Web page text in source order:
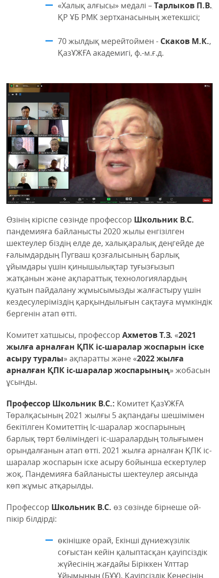
«Халық алғысы» медалі –Тарлыков П.В.
ҚР ҰБ РМК зертханасының жетекшісі;
70 жылдық мерейтоймен - Скаков М.К.,
ҚазҰЖҒА академигі, ф.-м.ғ.д.
Өзінің кіріспе сөзінде профессор Школьник В.С.
пандемияға байланысты 2020 жылы енгізілген
шектеулер біздің елде де, халықаралық деңгейде де
ғалымдардың Пугваш қозғалысының барлық
ұйымдары үшін қинышылықтар туғызғызып
жатқанын және ақпараттық технологиялардың
қуатын пайдалану жұмысымызды жалғастыру үшін
кездесулеріміздің қарқындылығын сақтауға мүмкіндік
бергенін атап өтті.
Комитет хатшысы, профессор Ахметов Т.З. «2021
жылға арналған ҚПК іс-шаралар жоспарын іске
асыру туралы» ақпаратты және «2022 жылға
арналған ҚПК іс-шаралар жоспарының» жобасын
ұсынды.
Профессор Школьник В.С.: Комитет ҚазҰЖҒА
Төралқасының 2021 жылғы 5 ақпандағы шешімімен
бекітілген Комитеттің Іс-шаралар жоспарының
барлық төрт бөліміндегі іс-шаралардың толығымен
орындалғанын атап өтті. 2021 жылға арналған ҚПК іс-
шаралар жоспарын іске асыру бойынша ескертулер
жоқ. Пандемияға байланысты шектеулер аясында
көп жұмыс атқарылды.
Профессор Школьник В.С. өз сөзінде бірнеше ой-
пікір білдірді:
өкінішке орай, Екінші дүниежүзілік
соғыстан кейін қалыптасқан қауіпсіздік
жүйесінің жағдайы Біріккен Ұлттар
Ұйымының (БҰҰ), Қауіпсіздік Кеңесінің